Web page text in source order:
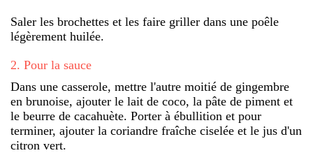
Saler les brochettes et les faire griller dans une poêle
légèrement huilée.
2. Pour la sauce
Dans une casserole, mettre l'autre moitié de gingembre
en brunoise, ajouter le lait de coco, la pâte de piment et
le beurre de cacahuète. Porter à ébullition et pour
terminer, ajouter la coriandre fraîche ciselée et le jus d'un
citron vert.